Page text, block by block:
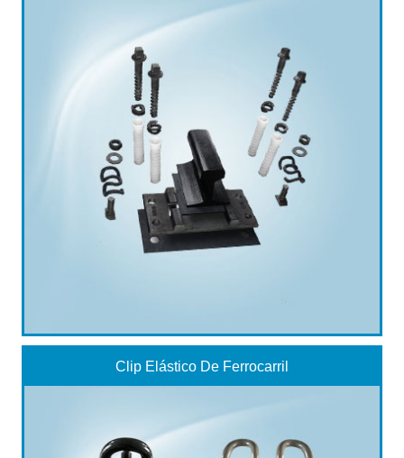
Clip Elástico De Ferrocarril